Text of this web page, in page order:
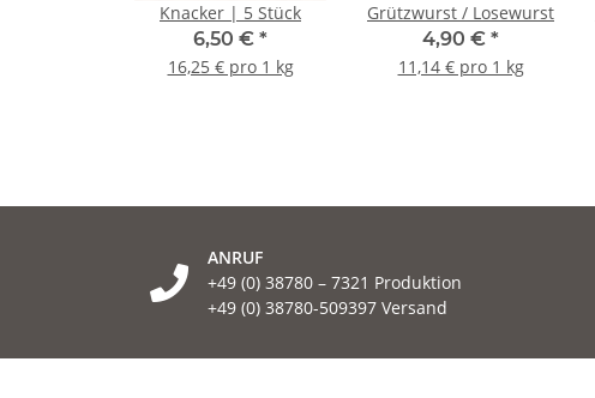
Knacker | 5 Stück
6,50 € *
16,25 € pro 1 kg
Grützwurst / Losewurst
4,90 € *
11,14 € pro 1 kg
ANRUF
+49 (0) 38780 – 7321 Produktion
+49 (0) 38780-509397 Versand